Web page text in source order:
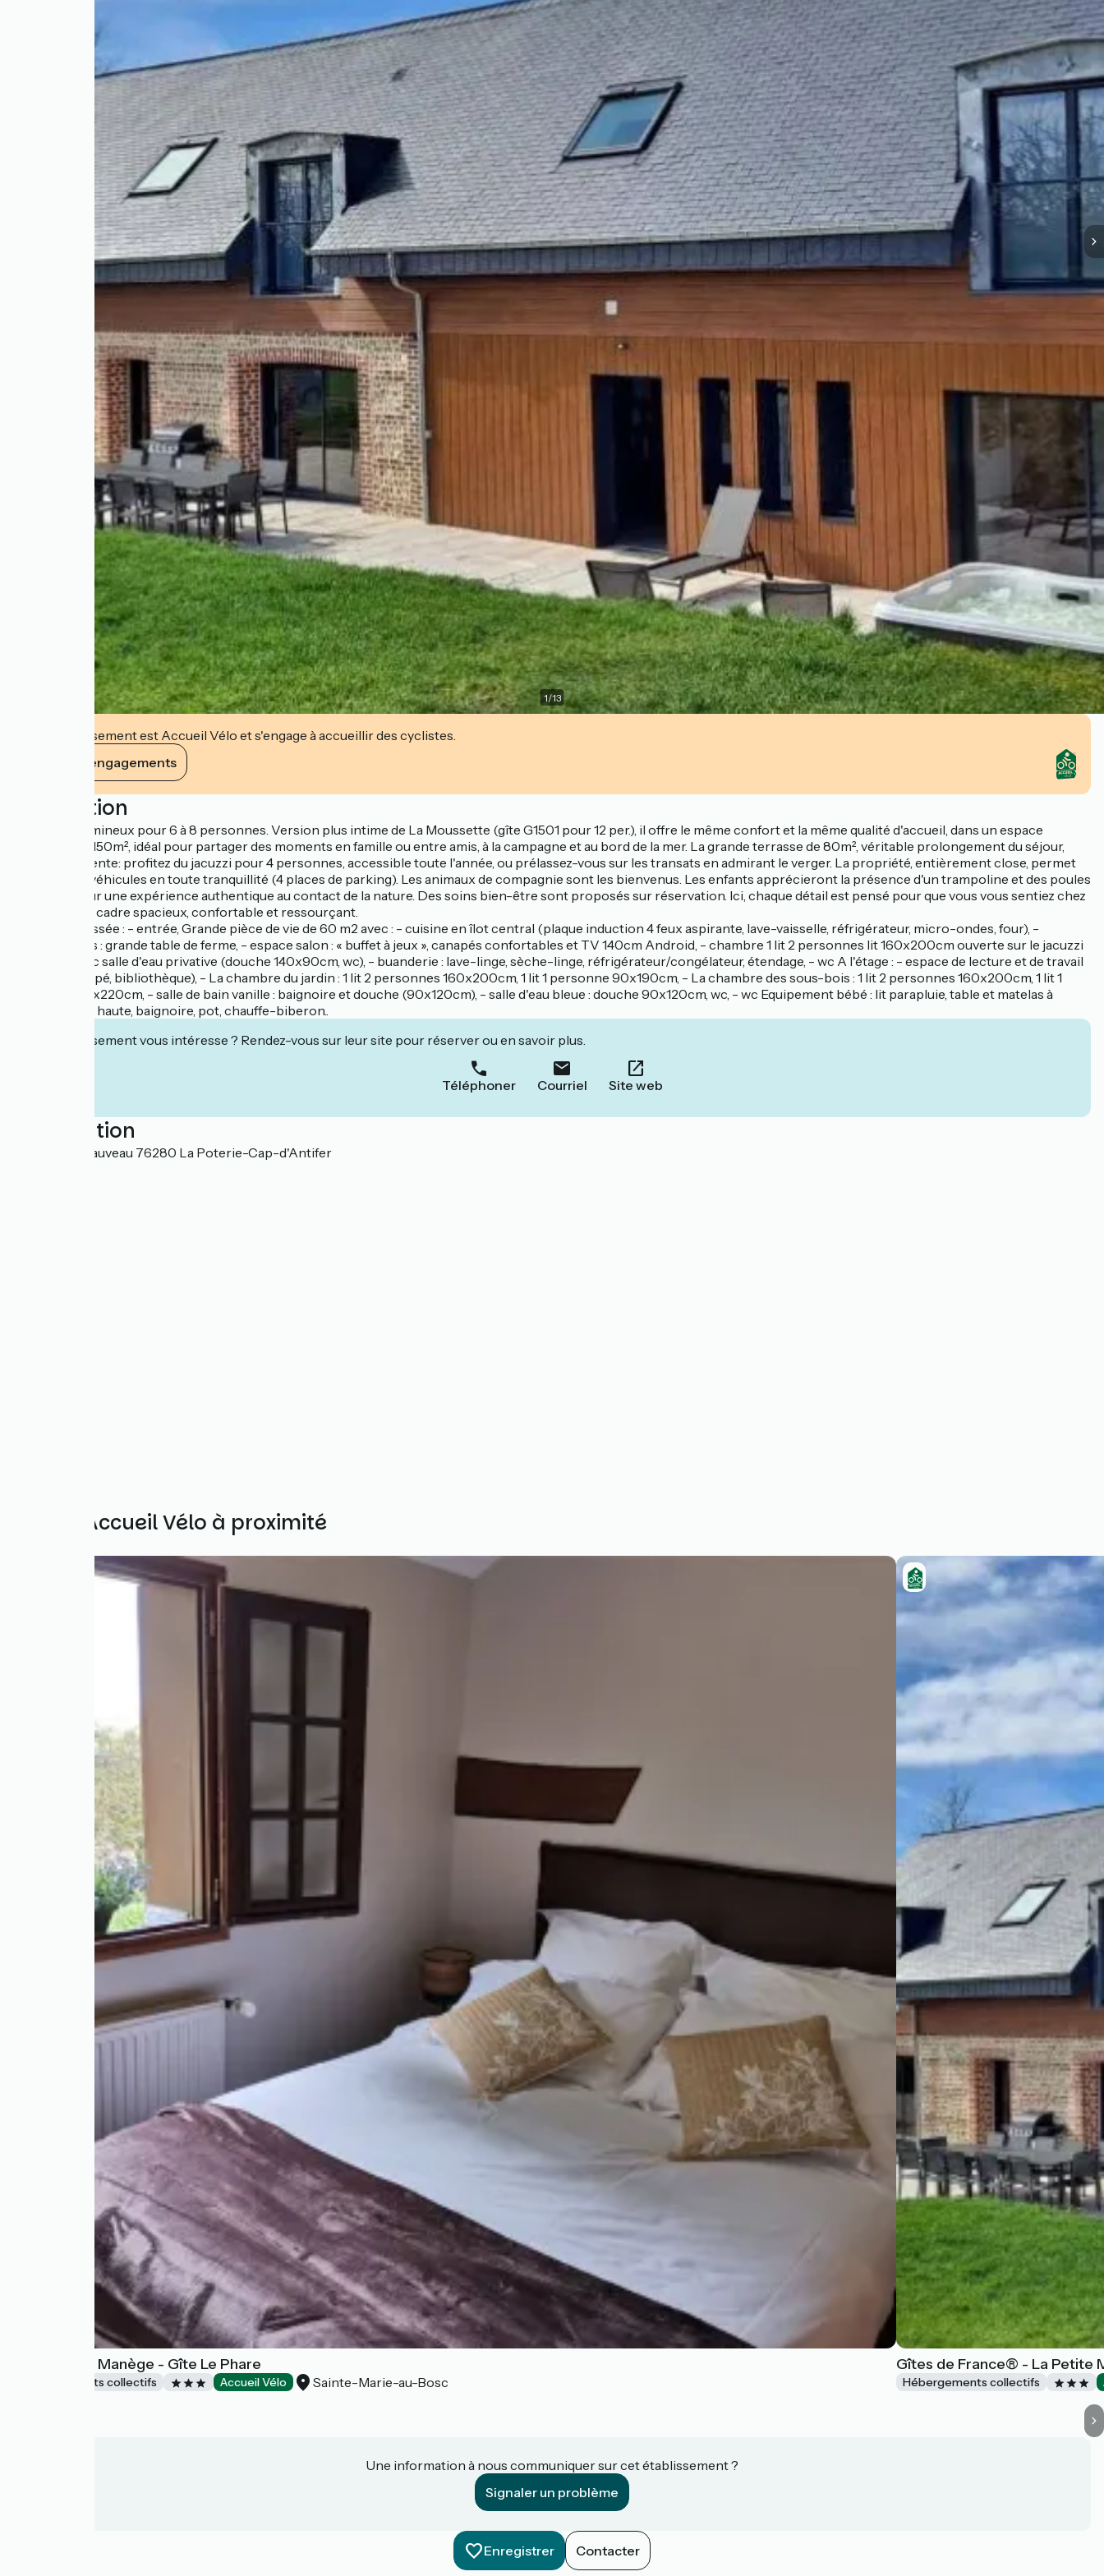
1/13
Cet établissement est Accueil Vélo et s'engage à accueillir des cyclistes.
Voir ses engagements
Description
Grand gîte lumineux pour 6 à 8 personnes. Version plus intime de La Moussette (gîte G1501 pour 12 per.), il offre le même confort et la même qualité d'accueil, dans un espace
généreux de 150m², idéal pour partager des moments en famille ou entre amis, à la campagne et au bord de la mer. La grande terrasse de 80m², véritable prolongement du séjour,
invite à la détente: profitez du jacuzzi pour 4 personnes, accessible toute l'année, ou prélassez-vous sur les transats en admirant le verger. La propriété, entièrement close, permet
de garer vos véhicules en toute tranquillité (4 places de parking). Les animaux de compagnie sont les bienvenus. Les enfants apprécieront la présence d'un trampoline et des poules
sur place, pour une expérience authentique au contact de la nature. Des soins bien-être sont proposés sur réservation. Ici, chaque détail est pensé pour que vous vous sentiez chez
vous, dans un cadre spacieux, confortable et ressourçant.
Rez-de-chaussée : - entrée, Grande pièce de vie de 60 m2 avec : - cuisine en îlot central (plaque induction 4 feux aspirante, lave-vaisselle, réfrigérateur, micro-ondes, four), -
espace-repas : grande table de ferme, - espace salon : « buffet à jeux », canapés confortables et TV 140cm Android, - chambre 1 lit 2 personnes lit 160x200cm ouverte sur le jacuzzi
extérieur avec salle d'eau privative (douche 140x90cm, wc), - buanderie : lave-linge, sèche-linge, réfrigérateur/congélateur, étendage, - wc A l'étage : - espace de lecture et de travail
(bureau, canapé, bibliothèque), - La chambre du jardin : 1 lit 2 personnes 160x200cm, 1 lit 1 personne 90x190cm, - La chambre des sous-bois : 1 lit 2 personnes 160x200cm, 1 lit 1
personne 90x220cm, - salle de bain vanille : baignoire et douche (90x120cm), - salle d'eau bleue : douche 90x120cm, wc, - wc Equipement bébé : lit parapluie, table et matelas à
langer, chaise haute, baignoire, pot, chauffe-biberon..
Cet établissement vous intéresse ? Rendez-vous sur leur site pour réserver ou en savoir plus.
Téléphoner Courriel Site web
Localisation
3, Avenue Chauveau 76280 La Poterie-Cap-d'Antifer
Autres Accueil Vélo à proximité
Domaine Le Manège - Gîte Le Phare
Hébergements collectifs Accueil Vélo Sainte-Marie-au-Bosc
Gîtes de France® - La Petite
Hébergements collectifs
Une information à nous communiquer sur cet établissement ?
Signaler un problème
Enregistrer Contacter